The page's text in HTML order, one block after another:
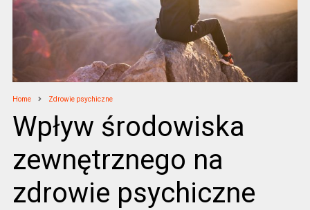
Home Zdrowie psychiczne
Wpływ środowiska
zewnętrznego na
zdrowie psychiczne